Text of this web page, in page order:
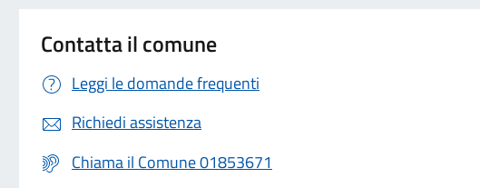
Contatta il comune
Leggi le domande frequenti
Richiedi assistenza
Chiama il Comune 01853671